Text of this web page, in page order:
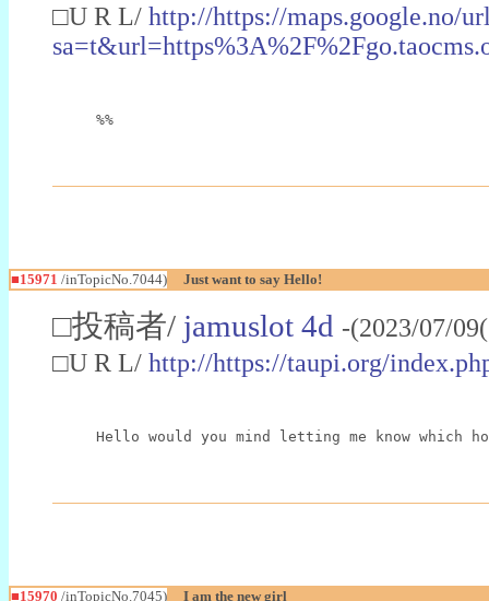
□U R L/ http://https://maps.google.no/
%%
■15971 /inTopicNo.7044) Just want to say Hello!
□投稿者/ jamuslot 4d -(2023/07/
□U R L/ http://https://taupi.org/
Hello would you mind letting me know
■15970 /inTopicNo.7045) I am the new girl